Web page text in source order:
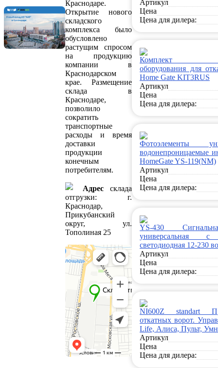
Краснодаре.
Открытие нового
складского
комплекса было
обусловлено
растущим спросом
на продукцию
компании в
Краснодарском
крае. Размещение
склада в
Краснодаре,
позволило
сократить
транспортные
расходы и время
доставки
продукции
конечным
потребителям.
Адрес склада
отгрузки: г.
Краснодар,
Прикубанский
округ, ул.
Тополиная 25
Артикул
Цена
Цена для дилера:
Комплект
оборудования для
Home Gate KIT3RUS
Артикул
Цена
Цена для дилера:
Фотоэлементы
водонепроницаемые
HomeGate YS-119(NM)
Артикул
Цена
Цена для дилера:
YS-430
универсальная с
светодиодная 12-230
Артикул
Цена
Цена для дилера:
NI600Z standart
откатных ворот.
Life, Алиса, Пульт,
Артикул
Цена
Цена для дилера: